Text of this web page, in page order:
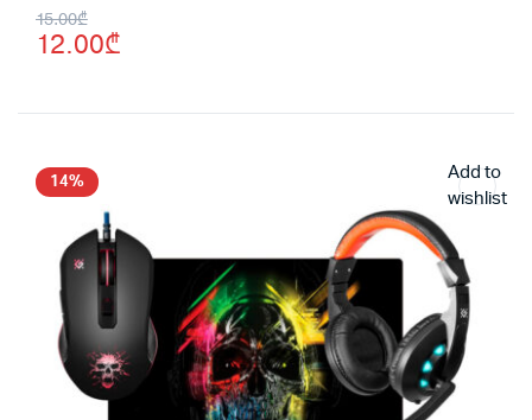
15.00₾
Original
price
12.00₾
Current
price
14%
Add to
wishlist